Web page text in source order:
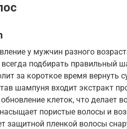
у мужчин разного
всегда подбирать правильный
за короткое время вернуть
шампуня входит экстракт
клеток, что делает
пористые волосы и
защитной пленкой волосы